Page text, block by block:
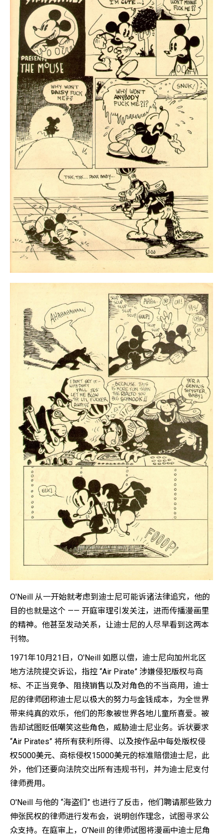
O'Neill 从一开始就考虑到迪士尼可能诉诸法律追究，他的
目的也就是这个 —— 开庭审理引发关注，进而传播漫画里
的精神。他甚至发动关系，让迪士尼的人尽早看到这两本
刊物。
1971年10月21日，O'Neill 如愿以偿，迪士尼向加州北区
地方法院提交诉讼，指控 “Air Pirate” 涉嫌侵犯版权与商
标、不正当竞争、阻挠销售以及对角色的不当商用，迪士
尼的律师团称迪士尼以极大的努力与金钱成本，为全世界
带来纯真的欢乐，他们的形象被世界各地儿童所喜爱。被
告却试图贬低嘲笑这些角色，威胁迪士尼业务。诉状要求
“Air Pirates” 将所有获利所得、以及按作品中每处版权侵
权5000美元、商标侵权15000美元的标准赔偿迪士尼，此
外，他们还要向法院交出所有违规书刊，并为迪士尼支付
律师费用。
O'Neill 与他的 “海盗们” 也进行了反击，他们聘请那些致力
伸张民权的律师进行发布会，说明创作理念，试图寻求公
众支持。在庭审上，O'Neill 的律师试图将漫画中迪士尼角